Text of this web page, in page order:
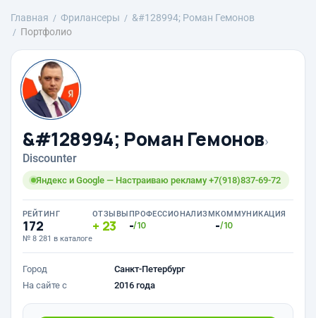
Главная Фрилансеры
&#128994; Роман Гемонов
Портфолио
&#128994; Роман Гемонов›
Discounter
Яндекс и Google — Настраиваю рекламу +7(918)837-69-72
РЕЙТИНГ
172
№ 8 281 в каталоге
ОТЗЫВЫ
23
ПРОФЕССИОНАЛИЗМ
-/10
КОММУНИКАЦИЯ
-/10
Город
Санкт-Петербург
На сайте с
2016 года